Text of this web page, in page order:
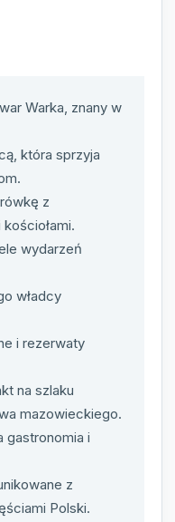
Warka, znany w
która sprzyja
z
wydarzeń
władcy
i rezerwaty
na szlaku
mazowieckiego.
gastronomia i
z
Polski.